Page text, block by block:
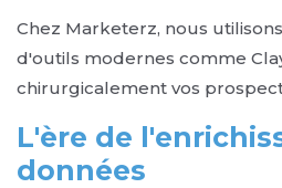
Chez Marketerz, nous
d'outils modernes comme
chirurgicalement vos
L'ère de
données